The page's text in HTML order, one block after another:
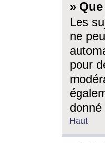
»
Les
ne
pour
Haut